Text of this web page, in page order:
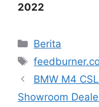
2022
Categories
Berita
Tags
BMW M4
Showroom